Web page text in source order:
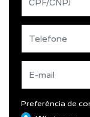
Preferência de